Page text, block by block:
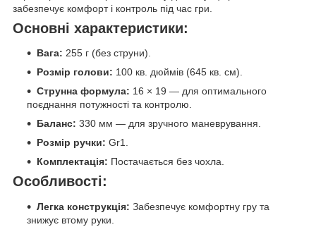
забезпечує комфорт і контроль під час гри.
Основні характеристики:
Вага: 255 г (без струни).
Розмір голови: 100 кв. дюймів (645 кв. см).
Струнна формула: 16 × 19 — для оптимального
поєднання потужності та контролю.
Баланс: 330 мм — для зручного маневрування.
Розмір ручки: Gr1.
Комплектація: Постачається без чохла.
Особливості:
Легка конструкція: Забезпечує комфортну гру та
знижує втому руки.